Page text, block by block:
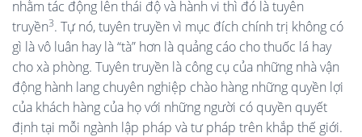
nhằm tác động lên thái độ và hành vi thì đó là tuyên
truyền3. Tự nó, tuyên truyền vì mục đích chính trị không có
gì là vô luân hay là “tà” hơn là quảng cáo cho thuốc lá hay
cho xà phòng. Tuyên truyền là công cụ của những nhà vận
động hành lang chuyên nghiệp chào hàng những quyền lợi
của khách hàng của họ với những người có quyền quyết
định tại mỗi ngành lập pháp và tư pháp trên khắp thế giới.